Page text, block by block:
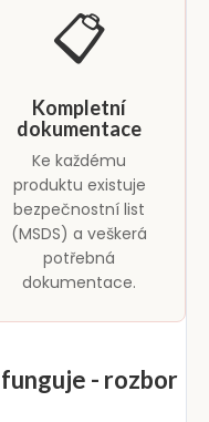
📋
Kompletní
dokumentace
Ke každému
produktu existuje
bezpečnostní list
(MSDS) a veškerá
potřebná
dokumentace.
funguje - rozbor